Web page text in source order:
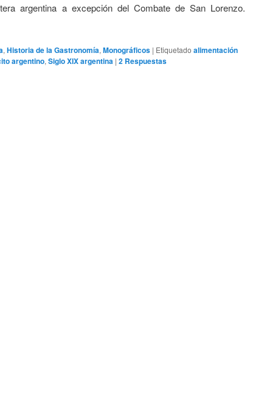
argentina a excepción del Combate de San Lorenzo.
, Historia de la Gastronomía, Monográficos | Etiquetado alimentación
argentino, Siglo XIX argentina | 2 Respuestas